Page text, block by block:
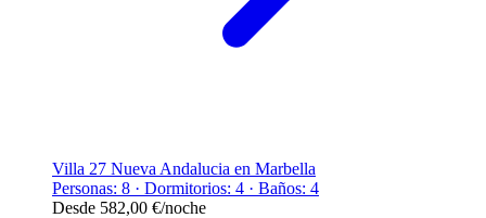
Villa 27 Nueva Andalucia en Marbella
Personas: 8 · Dormitorios: 4 · Baños: 4
Desde 582,00 €/noche